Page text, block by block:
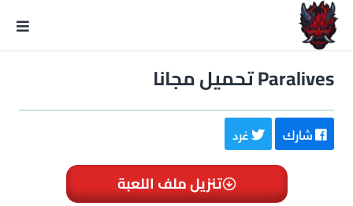
Paralives تحميل مجانا
شارك غرد
تنزيل ملف اللعبة